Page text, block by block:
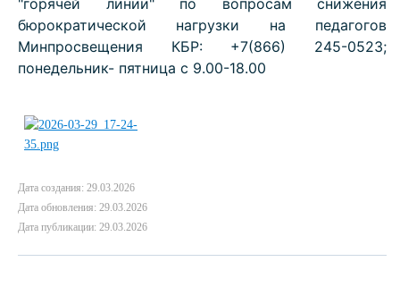
"горячей линии" по вопросам снижения
бюрократической нагрузки на педагогов
Минпросвещения КБР: +7(866) 245-0523;
понедельник- пятница с 9.00-18.00
Дата создания: 29.03.2026
Дата обновления: 29.03.2026
Дата публикации: 29.03.2026